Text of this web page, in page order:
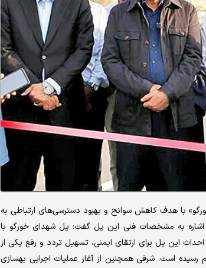
با هدف کاهش سوانح و بهبود دسترسی‌های ارتباطی به
اشاره به مشخصات فنی این پل گفت: پل شهدای خورگو با
ساخته شده است. وی افزود: احداث این پل برای ارتقای ایمنی، تسهیل تردد و رفع یکی از
رسیده است. شرفی همچنین از آغاز عملیات اجرایی بهسازی